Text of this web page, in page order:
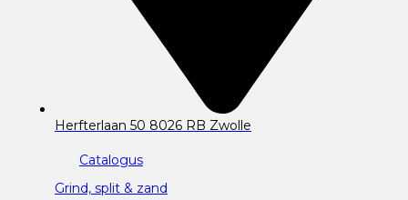
Herfterlaan 50 8026 RB Zwolle
Catalogus
Grind, split & zand